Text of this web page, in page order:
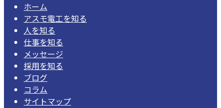
ホーム
アスモ電工を知る
人を知る
仕事を知る
メッセージ
採用を知る
ブログ
コラム
サイトマップ